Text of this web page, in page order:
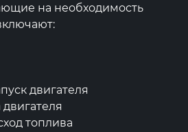
на необходимость
двигателя
топлива